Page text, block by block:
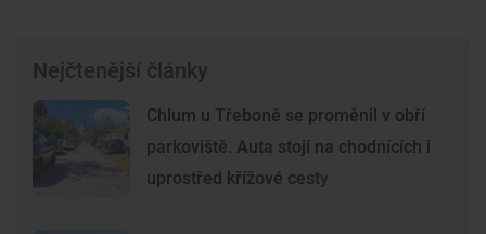
Nejčtenější články
Chlum u Třeboně se proměnil v obří
parkoviště. Auta stojí na chodnících i
uprostřed křížové cesty